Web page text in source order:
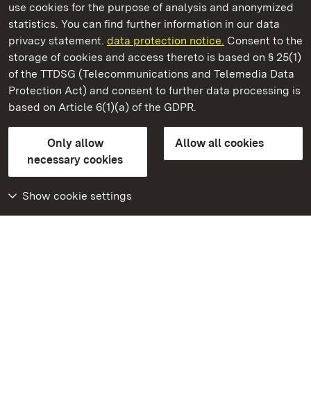
use cookies for the purpose of analysis and anonymized
statistics. You can find further information in our data
privacy statement. data protection notice. Consent to the
storage of cookies and access thereto is based on § 25(1)
of the TTDSG (Telecommunications and Telemedia Data
Protection Act) and consent to further data processing is
based on Article 6(1)(a) of the GDPR.
Only allow
necessary cookies
Allow all cookies
Show cookie settings
State Palaces and Gardens of Baden-Wuerttemberg
Maulbronn Monastery
State Palaces and Gardens of Baden-Wuerttemberg
Contact usFAQMasthead
Declaration on barrier-free access
BITV-konform (geprüfte Seiten)